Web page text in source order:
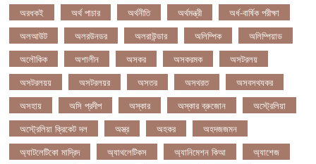
অরধকই
অর্থ পাচার অর্থনীতি অর্থমন্ত্রী
অর্ধ-বার্ষিক পরীক্ষা
অলআউট
অলরউনডর অলরাউন্ডার অলিম্পিক
অলিম্পিয়াড
অলৌকিক
অশালীন অসকর অসকরমক
অসটরলয়
অসটরলয়য়
অসটরলয়র অসতর অসথরত
অসবসথযকর
অসহায়
অসি প্রদীপ অস্কার অস্কার ব্রুজোন
অস্ট্রেলিয়া
অস্ট্রেলিয়া ক্রিকেট দল
অস্ত্র অহকর
অহদজজমন
অ্যাটলেটিকো মাদ্রিদ
অ্যাথলেটিকস অ্যানিমেশন কিআ
অ্যাশেজ